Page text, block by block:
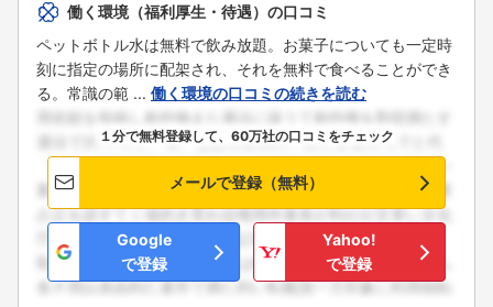
働く環境（福利厚生・待遇）の口コミ
ペットボトル水は無料で飲み放題。お菓子についても一定時
刻に指定の場所に配架され、それを無料で食べることができ
る。常識の範 ... 働く環境の口コミの続きを読む
１分で無料登録して、60万社の口コミをチェック
メールで登録（無料）
Google
で登録
Yahoo!
で登録